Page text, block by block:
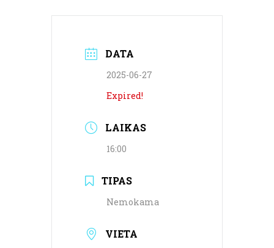
DATA
2025-06-27
Expired!
LAIKAS
16:00
TIPAS
Nemokama
VIETA